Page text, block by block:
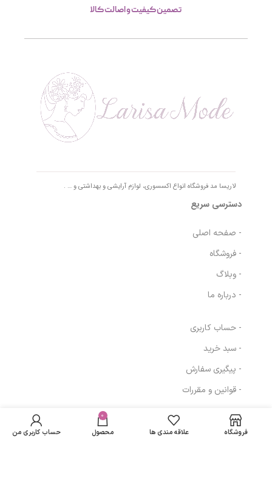
تصمین کیفیت و اصالت کالا
لاریسا مد فروشگاه انواع اکسسوری، لوازم آرایشی و بهداشتی و … .
دسترسی سریع
- صفحه اصلی
- فروشگاه
- وبلاگ
- درباره ما
- حساب کاربری
- سبد خرید
- پیگیری سفارش
- قوانین و مقررات
مسیرهای ارتباطی
دست و صورت تمام
سنین میوه ای درب
تومان
باشد فروشگاه علاقه مندی ها
0
محصول حساب کاربری من